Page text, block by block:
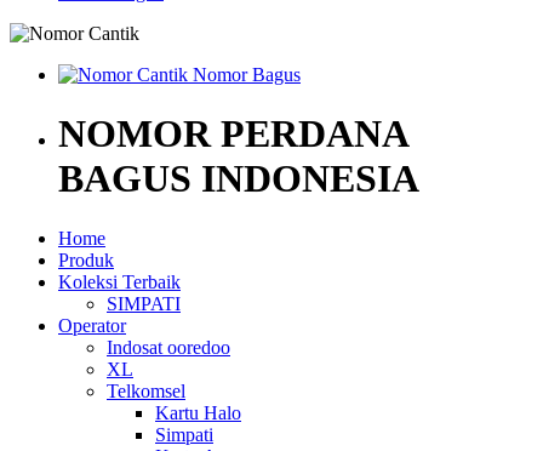
NOMOR PERDANA
BAGUS INDONESIA
Home
Produk
Koleksi Terbaik
SIMPATI
Operator
Indosat ooredoo
XL
Telkomsel
Kartu Halo
Simpati